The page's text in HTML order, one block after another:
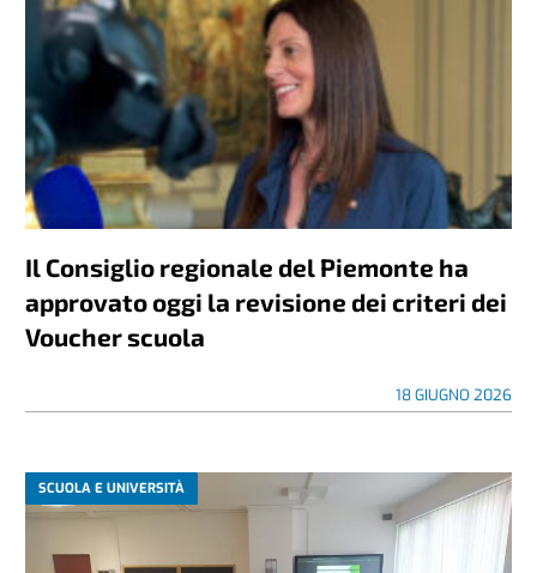
Il Consiglio regionale del Piemonte ha
approvato oggi la revisione dei criteri dei
Voucher scuola
18 GIUGNO 2026
SCUOLA E UNIVERSITÀ